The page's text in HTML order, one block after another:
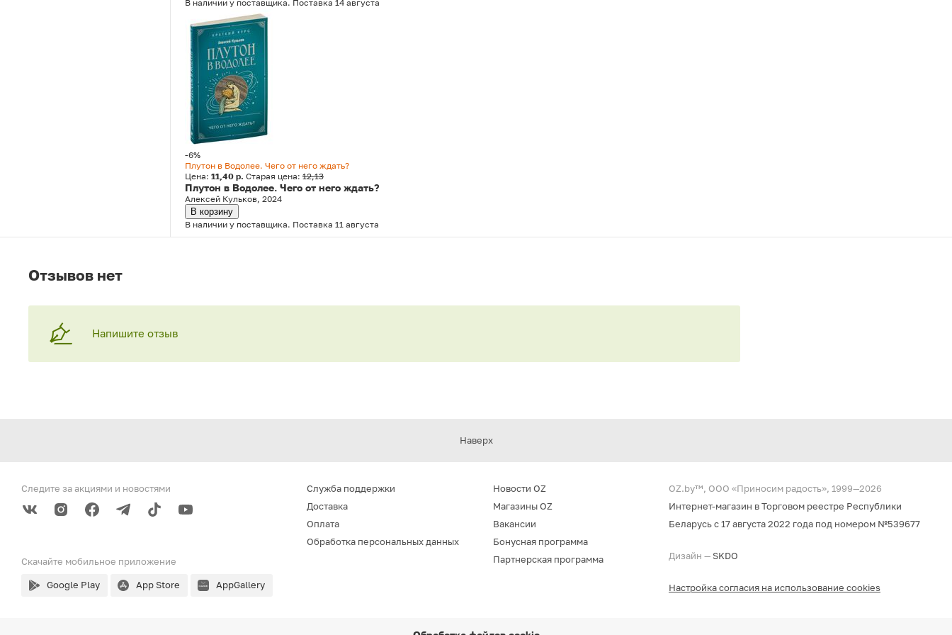
В наличии у поставщика. Поставка 14 августа
-6%
Плутон в Водолее. Чего от него ждать?
Цена: 11,40 р. Старая цена: 12,13
Плутон в Водолее. Чего от него ждать?
Алексей Кульков, 2024
В корзину
В наличии у поставщика. Поставка 11 августа
Отзывов нет
Напишите отзыв
Наверх
Следите за акциями и новостями
Скачайте мобильное приложение
Google Play App Store AppGallery
Служба поддержки
Доставка
Оплата
Обработка персональных данных
Новости OZ
Магазины OZ
Вакансии
Бонусная программа
Партнерская программа
OZ.by™, ООО «Приносим радость», 1999—2026
Интернет-магазин в Торговом реестре Республики
Беларусь с 17 августа 2022 года под номером №539677
Дизайн — SKDO
Настройка согласия на использование cookies